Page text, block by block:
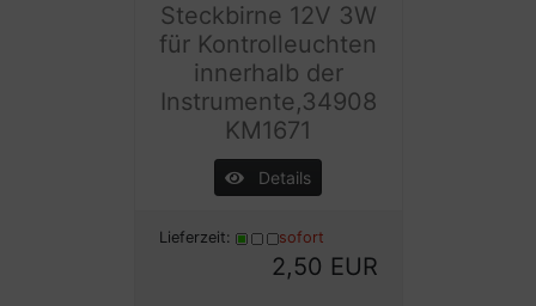
Steckbirne 12V 3W
für Kontrolleuchten
innerhalb der
Instrumente,34908
KM1671
Details
Lieferzeit: sofort
2,50 EUR